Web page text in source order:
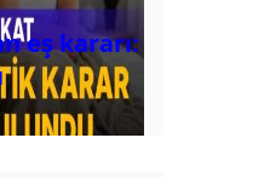
eş kararı: